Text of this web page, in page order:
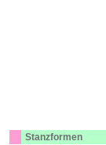
Stanzformen